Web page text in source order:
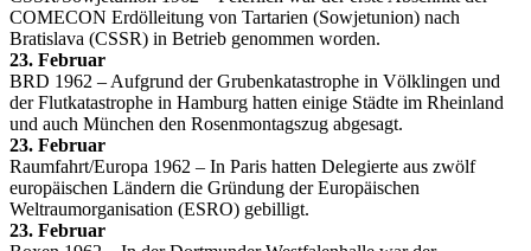
COMECON Erdölleitung von Tartarien (Sowjetunion) nach
Bratislava (CSSR) in Betrieb genommen worden.
23. Februar
BRD 1962 – Aufgrund der Grubenkatastrophe in Völklingen und
der Flutkatastrophe in Hamburg hatten einige Städte im Rheinland
und auch München den Rosenmontagszug abgesagt.
23. Februar
Raumfahrt/Europa 1962 – In Paris hatten Delegierte aus zwölf
europäischen Ländern die Gründung der Europäischen
Weltraumorganisation (ESRO) gebilligt.
23. Februar